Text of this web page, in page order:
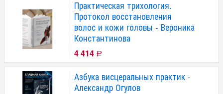
Практическая трихология.
Протокол восстановления
волос и кожи головы - Вероника
Константинова
4 414 Р
Азбука висцеральных практик -
Александр Огулов